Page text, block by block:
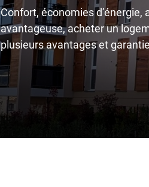
Confort, économies d’énergie,
avantageuse, acheter un
plusieurs avantages et